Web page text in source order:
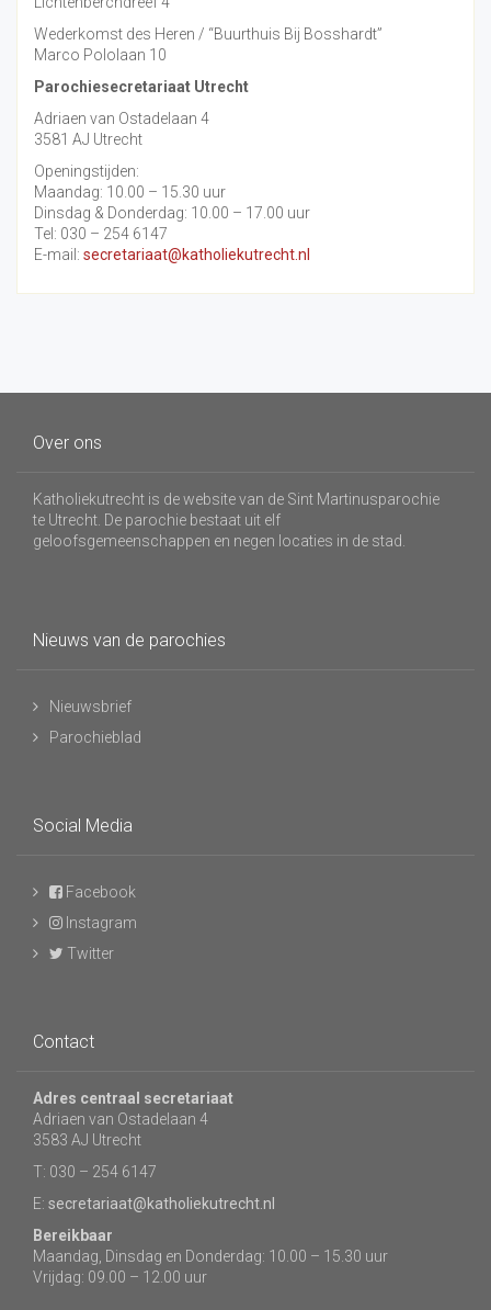
Wederkomst des Heren / “Buurthuis Bij Bosshardt”
Marco Pololaan 10
Parochiesecretariaat Utrecht
Adriaen van Ostadelaan 4
3581 AJ Utrecht
Openingstijden:
Maandag: 10.00 – 15.30 uur
Dinsdag & Donderdag: 10.00 – 17.00 uur
Tel: 030 – 254 6147
E-mail: secretariaat@katholiekutrecht.nl
Over ons
Katholiekutrecht is de website van de Sint Martinusparochie
te Utrecht. De parochie bestaat uit elf
geloofsgemeenschappen en negen locaties in de stad.
Nieuws van de parochies
Nieuwsbrief
Parochieblad
Social Media
Facebook
Instagram
Twitter
Contact
Adres centraal secretariaat
Adriaen van Ostadelaan 4
3583 AJ Utrecht
T: 030 – 254 6147
E: secretariaat@katholiekutrecht.nl
Bereikbaar
Maandag, Dinsdag en Donderdag: 10.00 – 15.30 uur
Vrijdag: 09.00 – 12.00 uur